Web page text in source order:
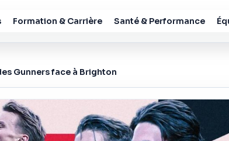
Formation & Carrière Santé & Performance
Gunners face à Brighton